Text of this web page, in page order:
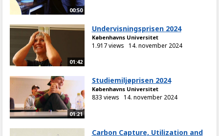
00:50
01:42
Undervisningsprisen 2024
Københavns Universitet
1.917 views 14. november 2024
01:21
Studiemiljøprisen 2024
Københavns Universitet
833 views 14. november 2024
Carbon Capture, Utilization and